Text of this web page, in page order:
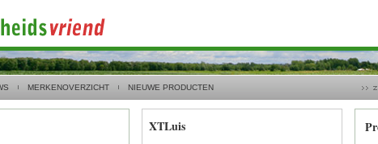
MERKENOVERZICHT NIEUWE PRODUCTEN
XTLuis